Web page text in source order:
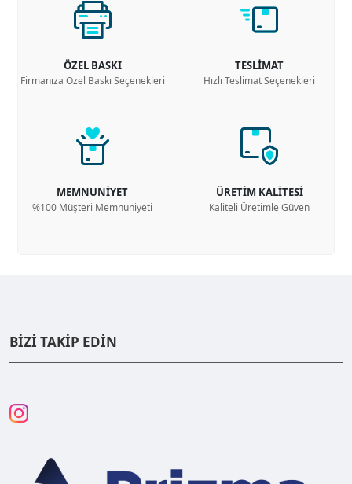
ÖZEL BASKI
Firmanıza Özel Baskı Seçenekleri
TESLİMAT
Hızlı Teslimat Seçenekleri
MEMNUNİYET
%100 Müşteri Memnuniyeti
ÜRETİM KALİTESİ
Kaliteli Üretimle Güven
BİZİ TAKİP EDİN